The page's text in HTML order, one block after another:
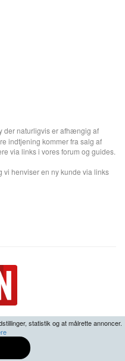
der naturligvis er afhængig af
indtjening kommer fra salg af
via links i vores forum og guides.
vi henviser en ny kunde via links
•
rights reserved.
statistik og at målrette annoncer.